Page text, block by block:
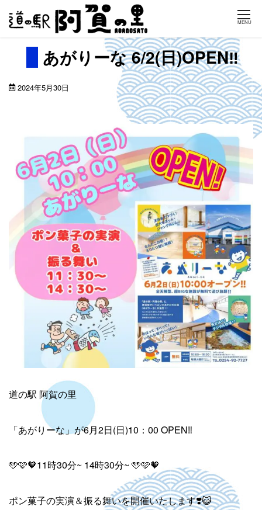
Skip
content
MENU
あがりーな 6/2(日)OPEN‼️
2024年5月30日
道の駅 阿賀の里
「あがりーな」が6月2日(日)10：00 OPEN‼️
🩵🩷🧡11時30分~ 14時30分~ 🩵🩷🧡
ポン菓子の実演＆振る舞いを開催いたします❣️😺